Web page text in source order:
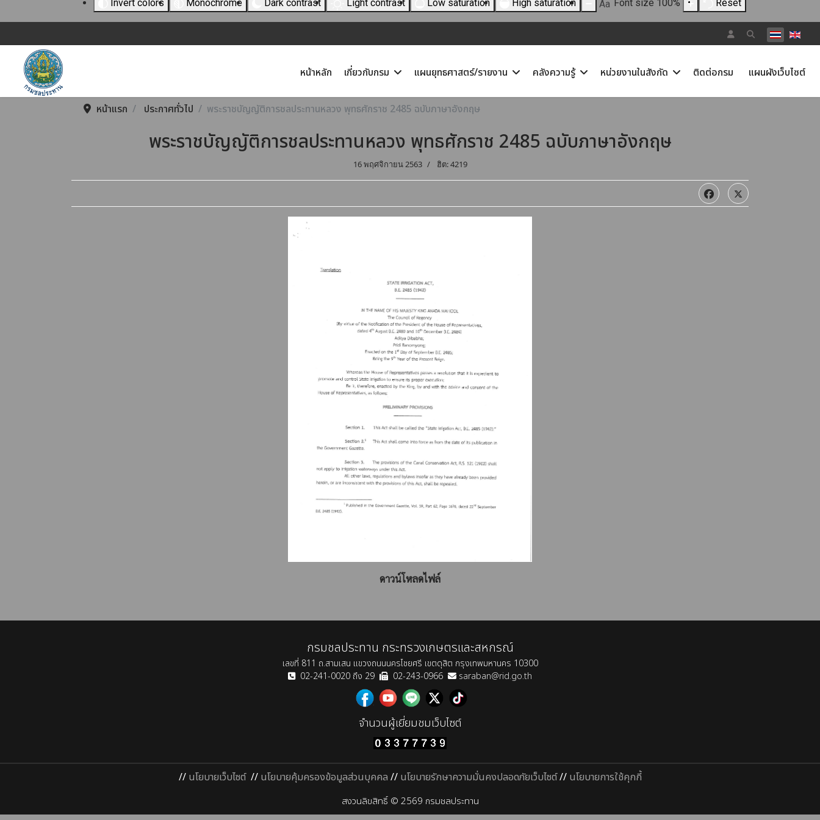
Invert colors Monochrome Dark contrast Light contrast Low saturation High saturation Aa Font size 100% Reset
เลือกภาษาข
หน้าหลัก เกี่ยวกับกรม แผนยุทธศาสตร์/รายงาน คลังความรู้ หน่วยงานในสังกัด ติดต่อกรม แผนผังเว็บไซต์
หน้าแรก ประกาศทั่วไป พระราชบัญญัติการชลประทานหลวง พุทธศักราช 2485 ฉบับภาษาอังกฤษ
พระราชบัญญัติการชลประทานหลวง พุทธศักราช 2485 ฉบับภาษาอังกฤษ
16 พฤศจิกายน 2563 ฮิต: 4219
ดาวน์โหลดไฟล์
กรมชลประทาน กระทรวงเกษตรและสหกรณ์
เลขที่ 811 ถ.สามเสน แขวงถนนนครไชยศรี เขตดุสิต กรุงเทพมหานคร 10300
02-241-0020 ถึง 29
02-243-0966 saraban@rid.go.th
จำนวนผู้เยี่ยมชมเว็บไซต์
// นโยบายเว็บไซต์ // นโยบายคุ้มครองข้อมูลส่วนบุคคล // นโยบายรักษาความมั่นคงปลอดภัยเว็บไซต์// นโยบายการใช้คุกกี้
สงวนลิขสิทธิ์ © 2569 กรมชลประทาน